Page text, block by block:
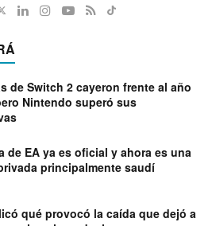
de Switch 2 cayeron frente al año
Nintendo superó sus
de EA ya es oficial y ahora es una
principalmente saudí
qué provocó la caída que dejó a